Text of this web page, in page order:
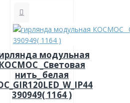
модульная
_Световая
нить_ белая
390949( 1164 )